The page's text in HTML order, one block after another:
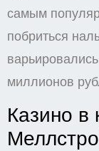
самым
побриться
миллионов
Казино в